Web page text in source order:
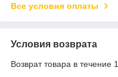
Все условия оплаты
Условия возврата
Возврат товара в течение